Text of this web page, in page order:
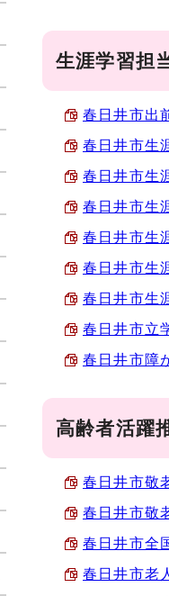
生涯学習担
春日井市出
春日井市生
春日井市生
春日井市生
春日井市生
春日井市生
春日井市生
春日井市立
春日井市障
高齢者活躍
春日井市敬
春日井市敬
春日井市全
春日井市老